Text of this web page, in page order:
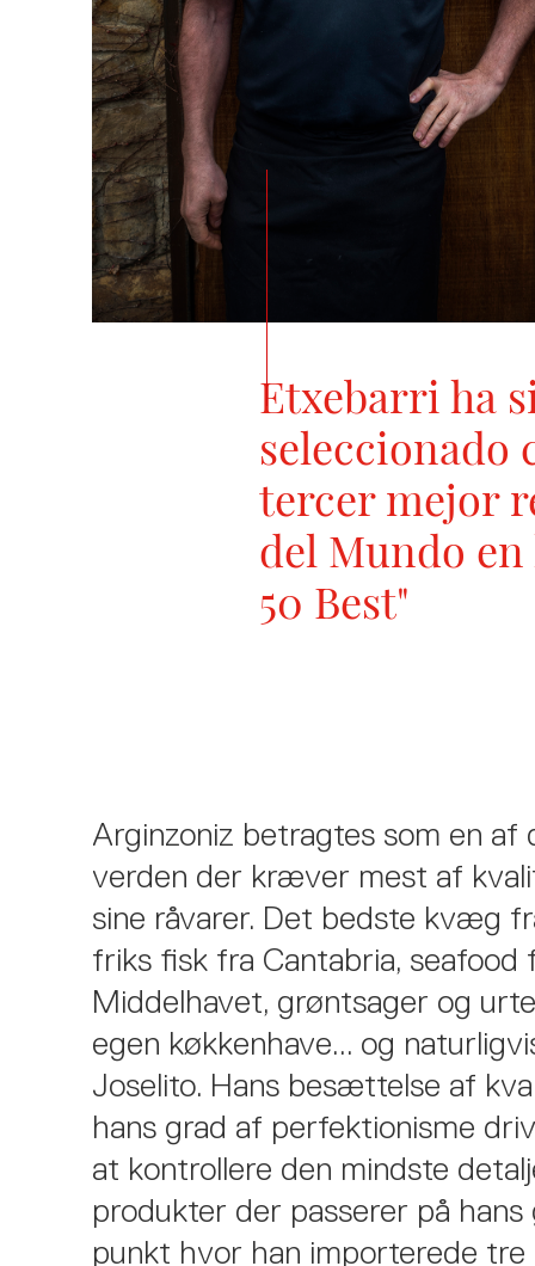
Etxebarri ha
seleccionado
tercer mejor
del Mundo
50 Best"
Arginzoniz betragtes som en af
verden der kræver mest af
sine råvarer. Det bedste kvæg
friks fisk fra Cantabria, seafood
Middelhavet, grøntsager og
egen køkkenhave... og
Joselito. Hans besættelse af
hans grad af perfektionisme
at kontrollere den mindste
produkter der passerer på hans
punkt hvor han importerede